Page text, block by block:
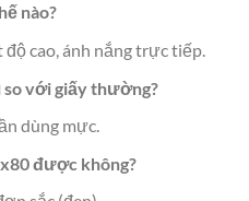
nào?
cao, ánh nắng trực tiếp.
so với giấy thường?
dùng mực.
được không?